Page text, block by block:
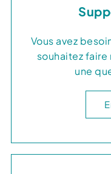
Vous avez
souhaitez faire
une